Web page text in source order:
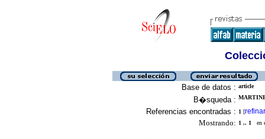
Base de datos : article
B�squeda :
Referencias encontradas : 1 [refinar
Mostrando: 1 .. 1 en